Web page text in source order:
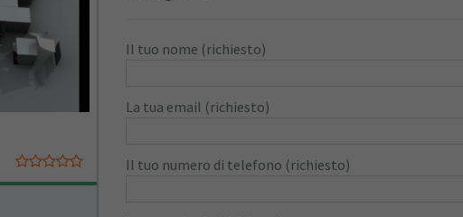
Il tuo nome (richiesto)
La tua email (richiesto)
Il tuo numero di telefono (richiesto)